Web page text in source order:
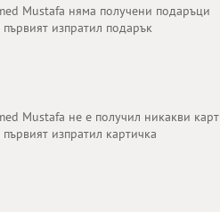
Mustafa няма получени подаръци
изпратил подарък
Mustafa не е получил никакви
изпратил картичка